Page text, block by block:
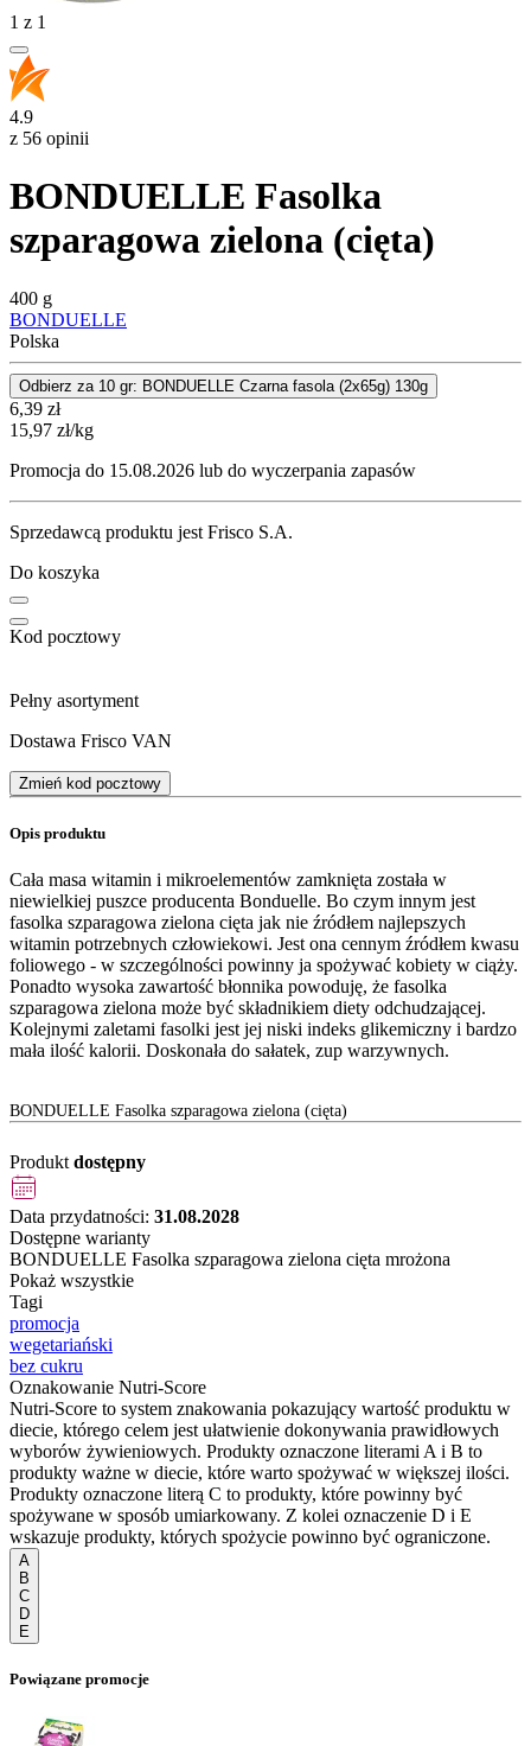
1 z 1
4.9
z 56 opinii
BONDUELLE Fasolka
szparagowa zielona (cięta)
400 g
BONDUELLE
Polska
Odbierz za 10 gr: BONDUELLE Czarna fasola (2x65g) 130g
Cena
6,39 zł
15,97 zł/kg
Promocja do 15.08.2026 lub do wyczerpania zapasów
Sprzedawcą produktu jest Frisco S.A.
Do koszyka
Kod pocztowy
Pełny asortyment
Dostawa Frisco VAN
Zmień kod pocztowy
Opis produktu
Cała masa witamin i mikroelementów zamknięta została w
niewielkiej puszce producenta Bonduelle. Bo czym innym jest
fasolka szparagowa zielona cięta jak nie źródłem najlepszych
witamin potrzebnych człowiekowi. Jest ona cennym źródłem kwasu
foliowego - w szczególności powinny ja spożywać kobiety w ciąży.
Ponadto wysoka zawartość błonnika powoduję, że fasolka
szparagowa zielona może być składnikiem diety odchudzającej.
Kolejnymi zaletami fasolki jest jej niski indeks glikemiczny i bardzo
mała ilość kalorii. Doskonała do sałatek, zup warzywnych.
BONDUELLE Fasolka szparagowa zielona (cięta)
Produkt dostępny
Data przydatności: 31.08.2028
Dostępne warianty
BONDUELLE Fasolka szparagowa zielona cięta mrożona
Pokaż wszystkie
Tagi
promocja
wegetariański
bez cukru
Oznakowanie Nutri-Score
Nutri-Score to system znakowania pokazujący wartość produktu w
diecie, którego celem jest ułatwienie dokonywania prawidłowych
wyborów żywieniowych. Produkty oznaczone literami A i B to
produkty ważne w diecie, które warto spożywać w większej ilości.
Produkty oznaczone literą C to produkty, które powinny być
spożywane w sposób umiarkowany. Z kolei oznaczenie D i E
wskazuje produkty, których spożycie powinno być ograniczone.
A
B
C
D
E
Powiązane promocje